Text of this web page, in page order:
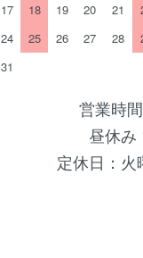
17 18 19 20 21
24 25 26 27 28
31
営業時
昼休み
定休日：火